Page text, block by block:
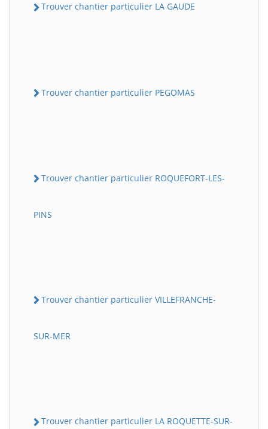
Trouver chantier particulier LA GAUDE
Trouver chantier particulier PEGOMAS
Trouver chantier particulier ROQUEFORT-LES-
PINS
Trouver chantier particulier VILLEFRANCHE-
SUR-MER
Trouver chantier particulier LA ROQUETTE-SUR-